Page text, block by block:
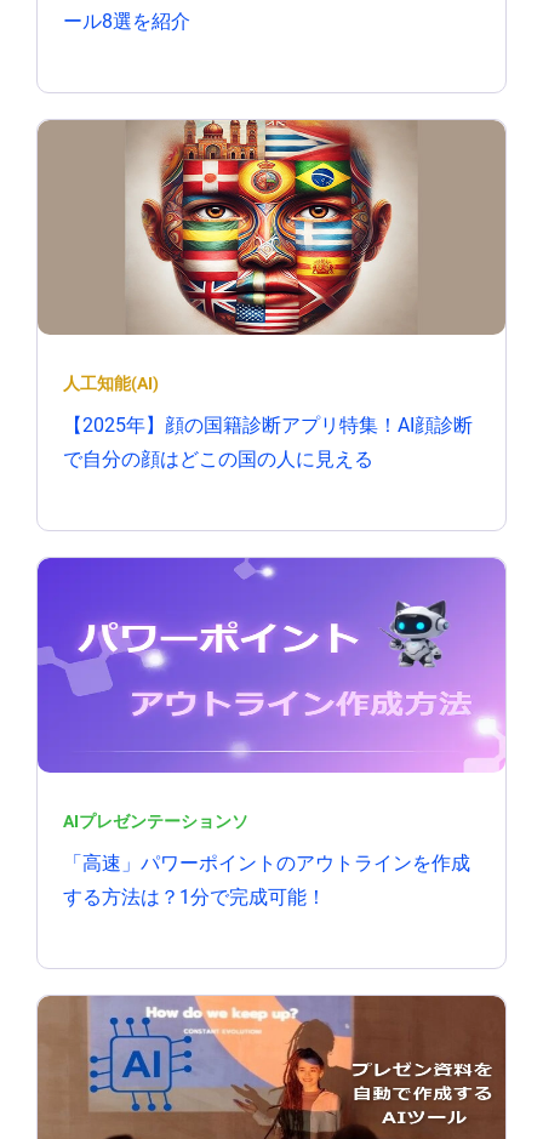
ール8選を紹介
人工知能(AI)
【2025年】顔の国籍診断アプリ特集！AI顔診断
で自分の顔はどこの国の人に見える
AIプレゼンテーションソ
「高速」パワーポイントのアウトラインを作成
する方法は？1分で完成可能！